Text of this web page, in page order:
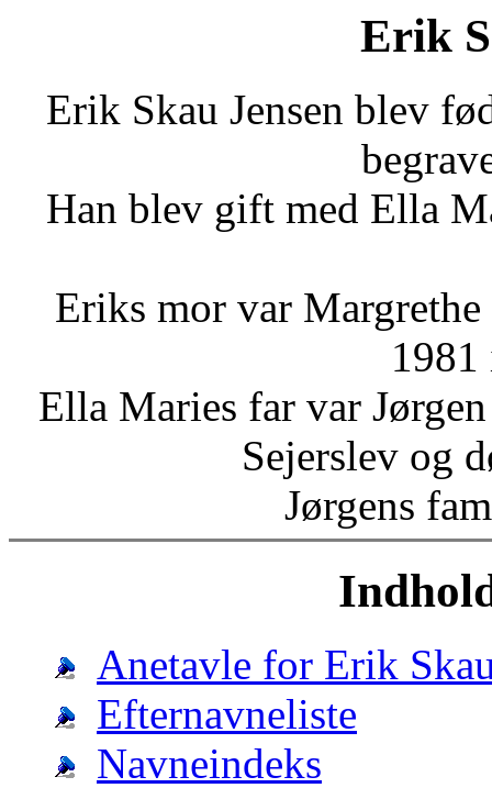
Erik
Erik Skau Jensen blev
Han blev gift med Ella
Eriks mor var
Ella Maries far var
Sejerslev og
Jørgens
Anetavle for Erik
Efternavneliste
Navneindeks